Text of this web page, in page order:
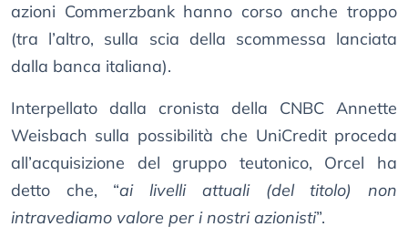
azioni Commerzbank hanno corso anche troppo
(tra l’altro, sulla scia della scommessa lanciata
dalla banca italiana).
Interpellato dalla cronista della CNBC Annette
Weisbach sulla possibilità che UniCredit proceda
all’acquisizione del gruppo teutonico, Orcel ha
detto che, “ai livelli attuali (del titolo) non
intravediamo valore per i nostri azionisti”.